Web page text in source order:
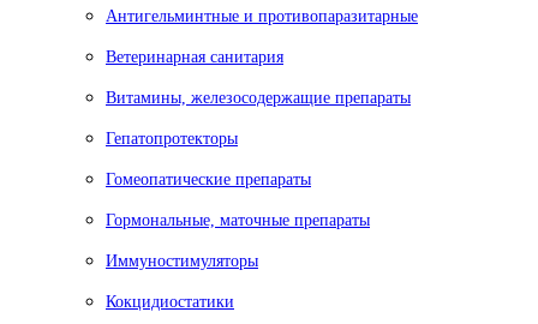
Антигельминтные и противопаразитарные
Ветеринарная санитария
Витамины, железосодержащие препараты
Гепатопротекторы
Гомеопатические препараты
Гормональные, маточные препараты
Иммуностимуляторы
Кокцидиостатики